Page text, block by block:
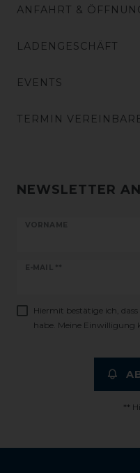
ANFAHRT &
LADENGESCHÄFT
EVENTS
TERMIN
NEWSLETTER
VORNAME
E-MAIL **
Newsletter
Hiermit bestätige ich, dass
habe. Meine Einwilligung
**